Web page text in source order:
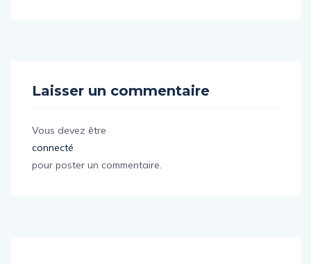
Laisser un commentaire
Vous devez être
connecté
pour poster un commentaire.